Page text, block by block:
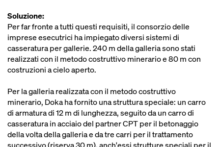
Soluzione:
Per far fronte a tutti questi requisiti, il consorzio delle
imprese esecutrici ha impiegato diversi sistemi di
casseratura per gallerie. 240 m della galleria sono stati
realizzati con il metodo costruttivo minerario e 80 m con
costruzioni a cielo aperto.
Per la galleria realizzata con il metodo costruttivo
minerario, Doka ha fornito una struttura speciale: un carro
di armatura di 12 m di lunghezza, seguito da un carro di
casseratura in acciaio del partner CPT per il betonaggio
della volta della galleria e da tre carri per il trattamento